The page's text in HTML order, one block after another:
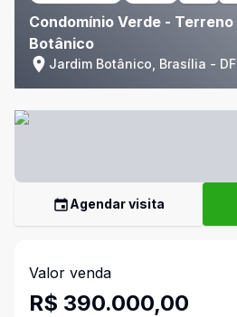
Condomínio Verde -
Botânico
Jardim Botânico, Brasília - DF
Agendar visita
Valor venda
R$ 390.000,00